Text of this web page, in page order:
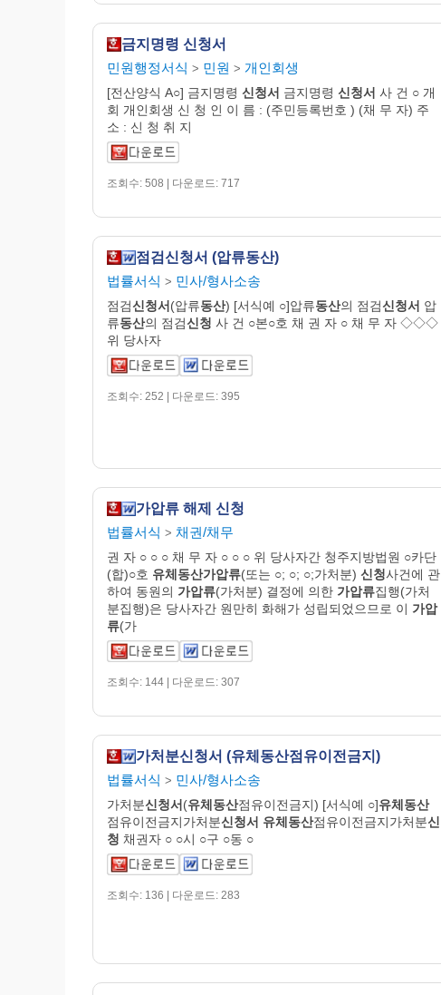
금지명령 신청서
민원행정서식 > 민원 > 개인회생
[전산양식 A○] 금지명령 신청서 금지명령 신청서 사 건 ○ 개
회 개인회생 신 청 인 이 름 : (주민등록번호 ) (채 무 자) 주
소 : 신 청 취 지
조회수: 508 | 다운로드: 717
점검신청서 (압류동산)
법률서식 > 민사/형사소송
점검신청서(압류동산) [서식예 ○]압류동산의 점검신청서 압
류동산의 점검신청 사 건 ○본○호 채 권 자 ○ 채 무 자 ◇◇◇
위 당사자
조회수: 252 | 다운로드: 395
가압류 해제 신청
법률서식 > 채권/채무
권 자 ○ ○ ○ 채 무 자 ○ ○ ○ 위 당사자간 청주지방법원 ○카단
(합)○호 유체동산가압류(또는 ○; ○; ○;가처분) 신청사건에 관
하여 동원의 가압류(가처분) 결정에 의한 가압류집행(가처
분집행)은 당사자간 원만히 화해가 성립되었으므로 이 가압
류(가
조회수: 144 | 다운로드: 307
가처분신청서 (유체동산점유이전금지)
법률서식 > 민사/형사소송
가처분신청서(유체동산점유이전금지) [서식예 ○]유체동산
점유이전금지가처분신청서 유체동산점유이전금지가처분신
청 채권자 ○ ○시 ○구 ○동 ○
조회수: 136 | 다운로드: 283